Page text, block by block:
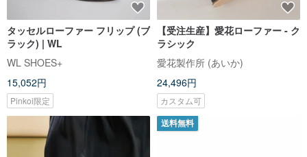
タッセルローファー フリップ (ブ
ラック) | WL
WL SHOES+
15,052円
Pinkoi限定
【受注生産】愛花ローファー - ク
ラシック
愛花製作所 (あいか)
24,496円
カスタム可
送料無料